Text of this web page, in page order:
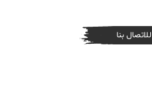
للاتصال بنا